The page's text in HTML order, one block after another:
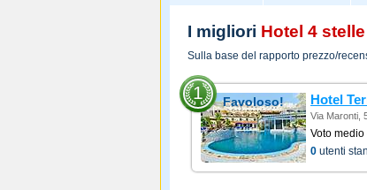
I migliori Hotel 4 stelle
Sulla base del rapporto prezzo/
Favoloso!
1 Hotel
Via Maronti,
Voto medio
0 utenti